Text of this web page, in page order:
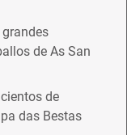
de As San
de
das Bestas